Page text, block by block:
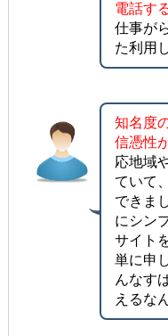
電話す
仕事が
た利用
知名度
信憑性
応地域
ていて
できま
にシン
サイト
単に申
んなす
えるな